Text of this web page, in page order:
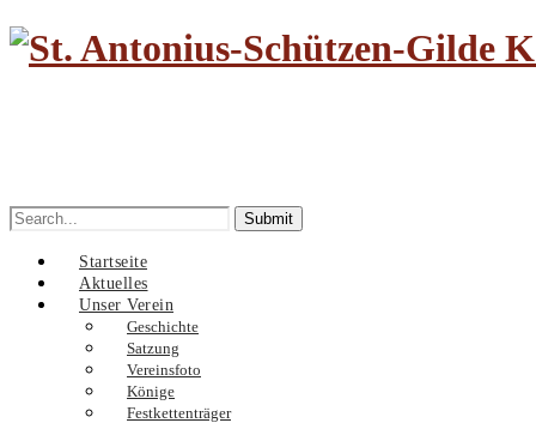
Search
for:
Startseite
Aktuelles
Unser Verein
Geschichte
Satzung
Vereinsfoto
Könige
Festkettenträger